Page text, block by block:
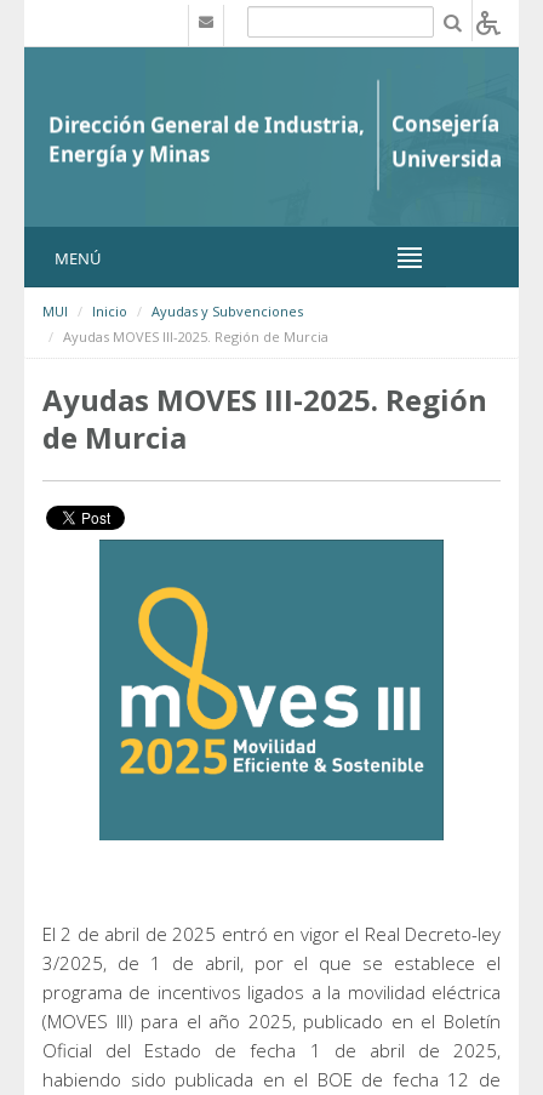
MENÚ
MUI Inicio
Ayudas y Subvenciones
Ayudas MOVES III-2025. Región de Murcia
Ayudas MOVES III-2025. Región
de Murcia
El 2 de abril de 2025 entró en vigor el Real Decreto-ley
3/2025, de 1 de abril, por el que se establece el
programa de incentivos ligados a la movilidad eléctrica
(MOVES III) para el año 2025, publicado en el Boletín
Oficial del Estado de fecha 1 de abril de 2025,
habiendo sido publicada en el BOE de fecha 12 de